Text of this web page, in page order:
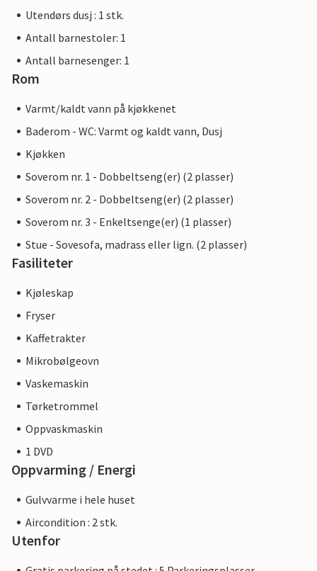
Utendørs dusj : 1 stk.
Antall barnestoler: 1
Antall barnesenger: 1
Rom
Varmt/kaldt vann på kjøkkenet
Baderom - WC: Varmt og kaldt vann, Dusj
Kjøkken
Soverom nr. 1 - Dobbeltseng(er) (2 plasser)
Soverom nr. 2 - Dobbeltseng(er) (2 plasser)
Soverom nr. 3 - Enkeltsenge(er) (1 plasser)
Stue - Sovesofa, madrass eller lign. (2 plasser)
Fasiliteter
Kjøleskap
Fryser
Kaffetrakter
Mikrobølgeovn
Vaskemaskin
Tørketrommel
Oppvaskmaskin
1 DVD
Oppvarming / Energi
Gulvvarme i hele huset
Aircondition : 2 stk.
Utenfor